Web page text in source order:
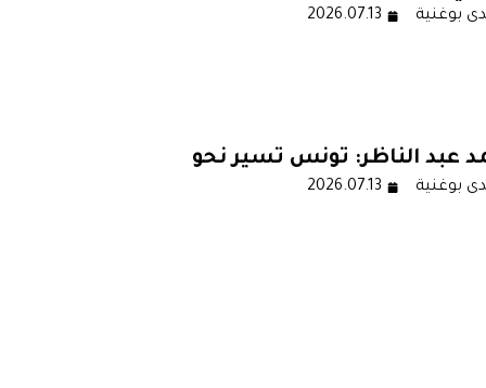
لماذا كل هذا الأمن ولماذابوغنية 2026.07.13
عبد الناظر: تونس تسير نحو
ديمغرافي لا رجعة فيه
بوغنية 2026.07.13